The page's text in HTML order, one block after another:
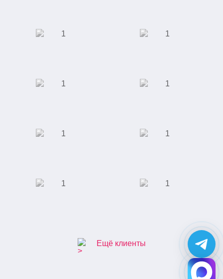
Ещё клиенты